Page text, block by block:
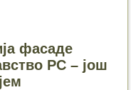
фасаде
РС – још